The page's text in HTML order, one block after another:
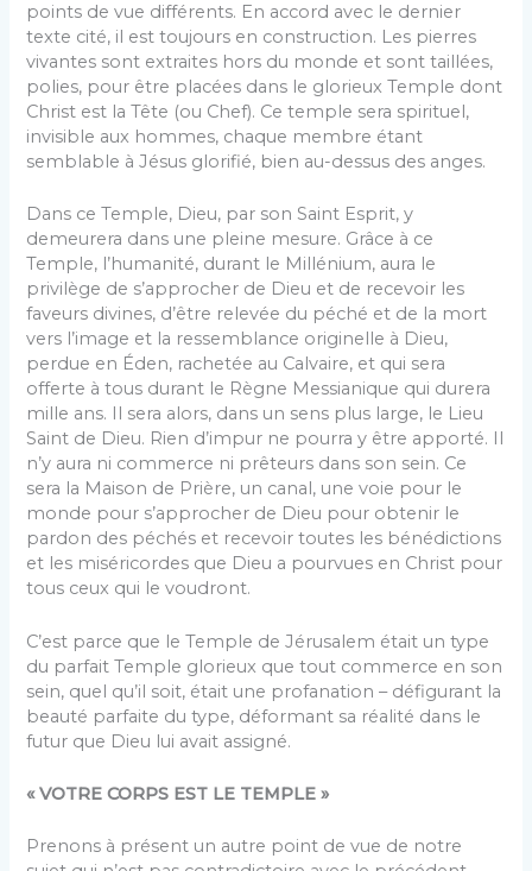
points de vue différents. En accord avec le dernier
texte cité, il est toujours en construction. Les pierres
vivantes sont extraites hors du monde et sont taillées,
polies, pour être placées dans le glorieux Temple dont
Christ est la Tête (ou Chef). Ce temple sera spirituel,
invisible aux hommes, chaque membre étant
semblable à Jésus glorifié, bien au-dessus des anges.
Dans ce Temple, Dieu, par son Saint Esprit, y
demeurera dans une pleine mesure. Grâce à ce
Temple, l’humanité, durant le Millénium, aura le
privilège de s’approcher de Dieu et de recevoir les
faveurs divines, d’être relevée du péché et de la mort
vers l’image et la ressemblance originelle à Dieu,
perdue en Éden, rachetée au Calvaire, et qui sera
offerte à tous durant le Règne Messianique qui durera
mille ans. Il sera alors, dans un sens plus large, le Lieu
Saint de Dieu. Rien d’impur ne pourra y être apporté. Il
n’y aura ni commerce ni prêteurs dans son sein. Ce
sera la Maison de Prière, un canal, une voie pour le
monde pour s’approcher de Dieu pour obtenir le
pardon des péchés et recevoir toutes les bénédictions
et les miséricordes que Dieu a pourvues en Christ pour
tous ceux qui le voudront.
C’est parce que le Temple de Jérusalem était un type
du parfait Temple glorieux que tout commerce en son
sein, quel qu’il soit, était une profanation – défigurant la
beauté parfaite du type, déformant sa réalité dans le
futur que Dieu lui avait assigné.
« VOTRE CORPS EST LE TEMPLE »
Prenons à présent un autre point de vue de notre